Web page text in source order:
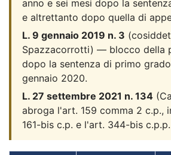
anno e sei mesi dopo la
e altrettanto dopo quella di
L. 9 gennaio 2019 n. 3
Spazzacorrotti) — blocco della
dopo la sentenza di primo
gennaio 2020.
L. 27 settembre 2021 n. 134
abroga l'art. 159 comma 2 c.p.,
161-bis c.p. e l'art. 344-bis c.p.p.